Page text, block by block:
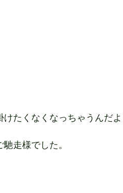
たくなくなっちゃうんだ
走様でした。